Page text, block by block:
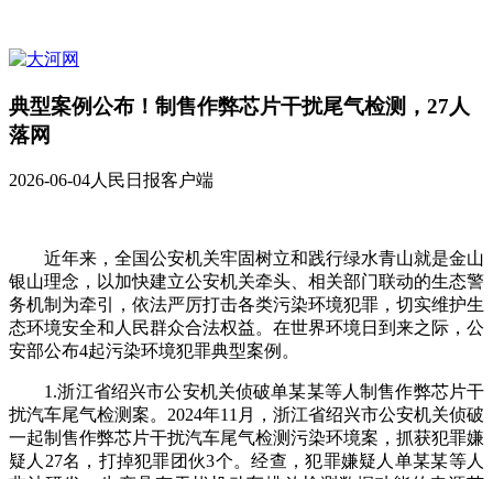
典型案例公布！制售作弊芯片干扰尾气检测，27人
落网
2026-06-04人民日报客户端
近年来，全国公安机关牢固树立和践行绿水青山就是金山
银山理念，以加快建立公安机关牵头、相关部门联动的生态警
务机制为牵引，依法严厉打击各类污染环境犯罪，切实维护生
态环境安全和人民群众合法权益。在世界环境日到来之际，公
安部公布4起污染环境犯罪典型案例。
1.浙江省绍兴市公安机关侦破单某某等人制售作弊芯片干
扰汽车尾气检测案。2024年11月，浙江省绍兴市公安机关侦破
一起制售作弊芯片干扰汽车尾气检测污染环境案，抓获犯罪嫌
疑人27名，打掉犯罪团伙3个。经查，犯罪嫌疑人单某某等人